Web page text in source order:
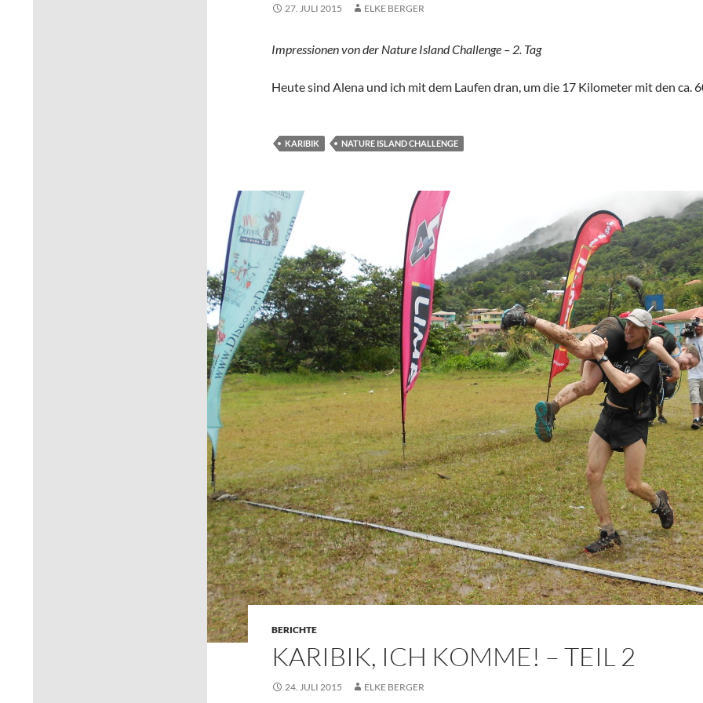
27. JULI 2015 ELKE BERGER
Impressionen von der Nature Island Challenge – 2. Tag
Heute sind Alena und ich mit dem Laufen dran, um die 17 Kilometer mit den ca.
KARIBIK NATURE ISLAND CHALLENGE
BERICHTE
KARIBIK, ICH KOMME! – TEIL 2
24. JULI 2015 ELKE BERGER